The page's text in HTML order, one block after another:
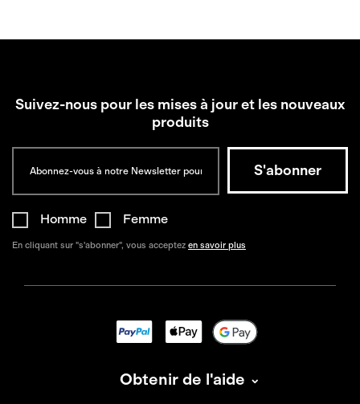
Suivez-nous pour les mises à jour et les nouveaux
produits
Homme Femme
En cliquant sur "s'abonner", vous acceptez en savoir plus
Obtenir de l'aide